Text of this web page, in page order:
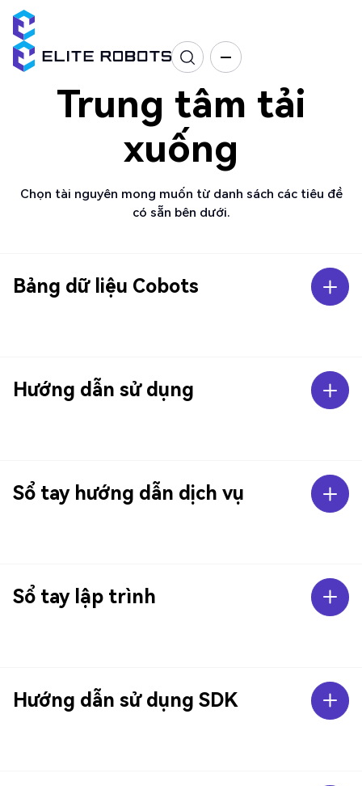
Trung tâm tải
xuống
Chọn tài nguyên mong muốn từ danh sách các tiêu đề
có sẵn bên dưới.
Bảng dữ liệu Cobots
Hướng dẫn sử dụng
Sổ tay hướng dẫn dịch vụ
Sổ tay lập trình
Hướng dẫn sử dụng SDK